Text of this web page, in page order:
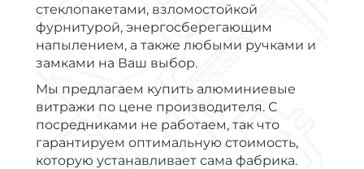
стеклопакетами, взломостойкой
фурнитурой, энергосберегающим
напылением, а также любыми ручками и
замками на Ваш выбор.
Мы предлагаем купить алюминиевые
витражи по цене производителя. С
посредниками не работаем, так что
гарантируем оптимальную стоимость,
которую устанавливает сама фабрика.